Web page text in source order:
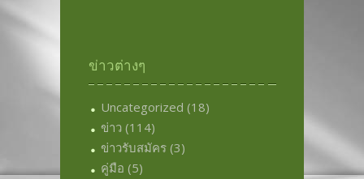
ข่าวต่างๆ
Uncategorized (18)
ข่าว (114)
ข่าวรับสมัคร (3)
คู่มือ (5)